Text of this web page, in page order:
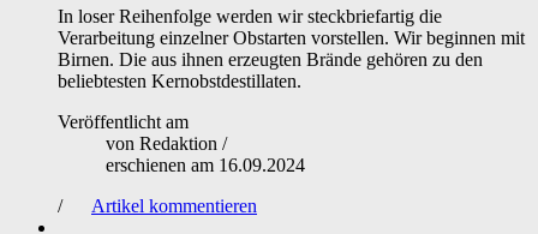
In loser Reihenfolge werden wir steckbriefartig die
Verarbeitung einzelner Obstarten vorstellen. Wir beginnen mit
Birnen. Die aus ihnen erzeugten Brände gehören zu den
beliebtesten Kernobstdestillaten.
Veröffentlicht am
von Redaktion /
erschienen am 16.09.2024
/
Artikel kommentieren